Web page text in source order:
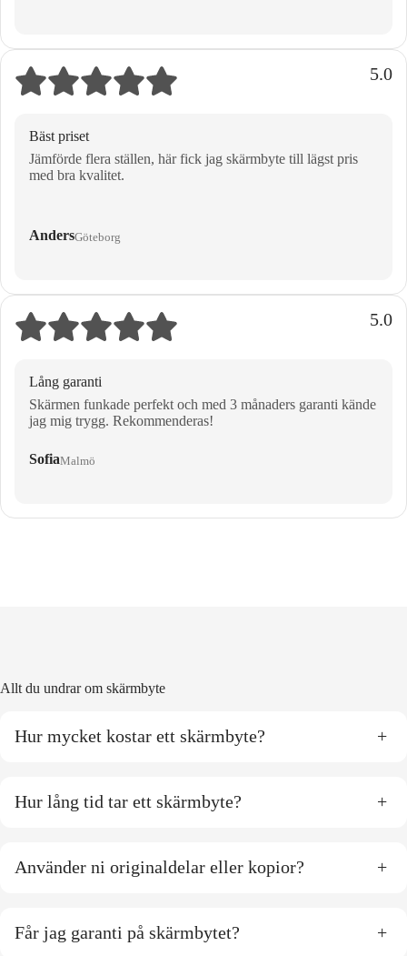
5.0
Bäst priset
Jämförde flera ställen, här fick jag skärmbyte till lägst pris
med bra kvalitet.
AndersGöteborg
5.0
Lång garanti
Skärmen funkade perfekt och med 3 månaders garanti kände
jag mig trygg. Rekommenderas!
SofiaMalmö
Allt du undrar om skärmbyte
Hur mycket kostar ett skärmbyte? +
Hur lång tid tar ett skärmbyte? +
Använder ni originaldelar eller kopior? +
Får jag garanti på skärmbytet? +